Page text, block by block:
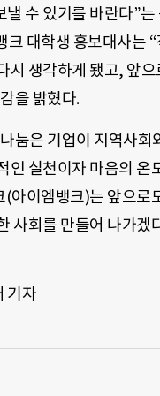
낼 수 있기를 바란다”는
크 대학생 홍보대사는
시 생각하게 됐고, 앞
을 밝혔다.
눔은 기업이 지역사회
인 실천이자 마음의 온
아이엠뱅크)는 앞으로
사회를 만들어 나가겠
기자